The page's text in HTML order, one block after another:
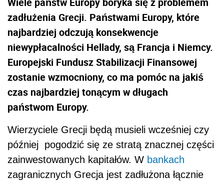
zadłużenia Grecji. Państwami Europy, które
najbardziej odczują konsekwencje
niewypłacalności Hellady, są Francja i Niemcy.
Europejski Fundusz Stabilizacji Finansowej
zostanie wzmocniony, co ma pomóc na jakiś
czas najbardziej tonącym w długach
państwom Europy.
Wierzyciele Grecji będą musieli wcześniej czy
później pogodzić się ze stratą znacznej części
zainwestowanych kapitałów. W bankach
zagranicznych Grecja jest zadłużona łącznie